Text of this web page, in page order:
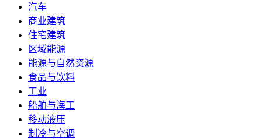
汽车
商业建筑
住宅建筑
区域能源
能源与自然资源
食品与饮料
工业
船舶与海工
移动液压
制冷与空调